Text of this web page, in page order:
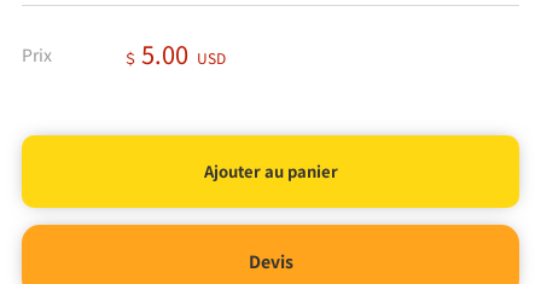
Prix ＄ 5.00 USD
Devis